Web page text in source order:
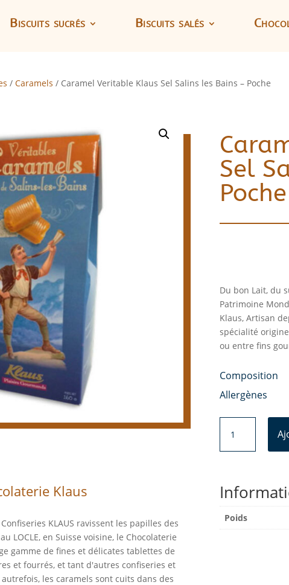
Biscuits sucrés Biscuits salés
/ Caramels / Caramel Veritable Klaus Sel Salins les Bains – Poche
Sel
Poche
Du bon Lait, du
Patrimoine
Klaus, Artisan
spécialité
ou entre fins
Composition
Allergènes
Caramel
Sel
Salins
les
Klaus
KLAUS ravissent les papilles des
LOCLE, en Suisse voisine, le Chocolaterie
gamme de fines et délicates tablettes de
et fourrés, et tant d'autres confiseries et
les caramels sont cuits dans des
Poids